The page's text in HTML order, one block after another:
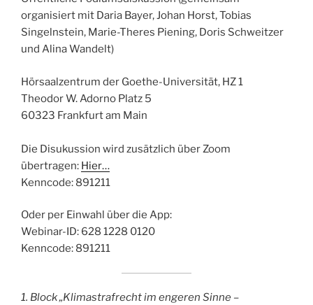
organisiert mit Daria Bayer, Johan Horst, Tobias
Singelnstein, Marie-Theres Piening, Doris Schweitzer
und Alina Wandelt)
Hörsaalzentrum der Goethe-Universität, HZ 1
Theodor W. Adorno Platz 5
60323 Frankfurt am Main
Die Disukussion wird zusätzlich über Zoom
übertragen: Hier…
Kenncode: 891211
Oder per Einwahl über die App:
Webinar-ID: 628 1228 0120
Kenncode: 891211
1. Block „Klimastrafrecht im engeren Sinne –